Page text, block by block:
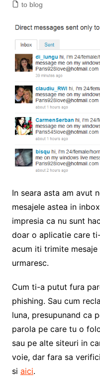
to blog
In seara asta am avut
mesajele astea in
impresia ca nu sunt
doar o aplicatie care
acum iti trimite
urmaresc.
Cum ti-a putut fura
phishing. Sau cum
luna, presupunand ca
parola pe care tu o
sau pe alte siteuri in
voie, dar fara sa
si aici.